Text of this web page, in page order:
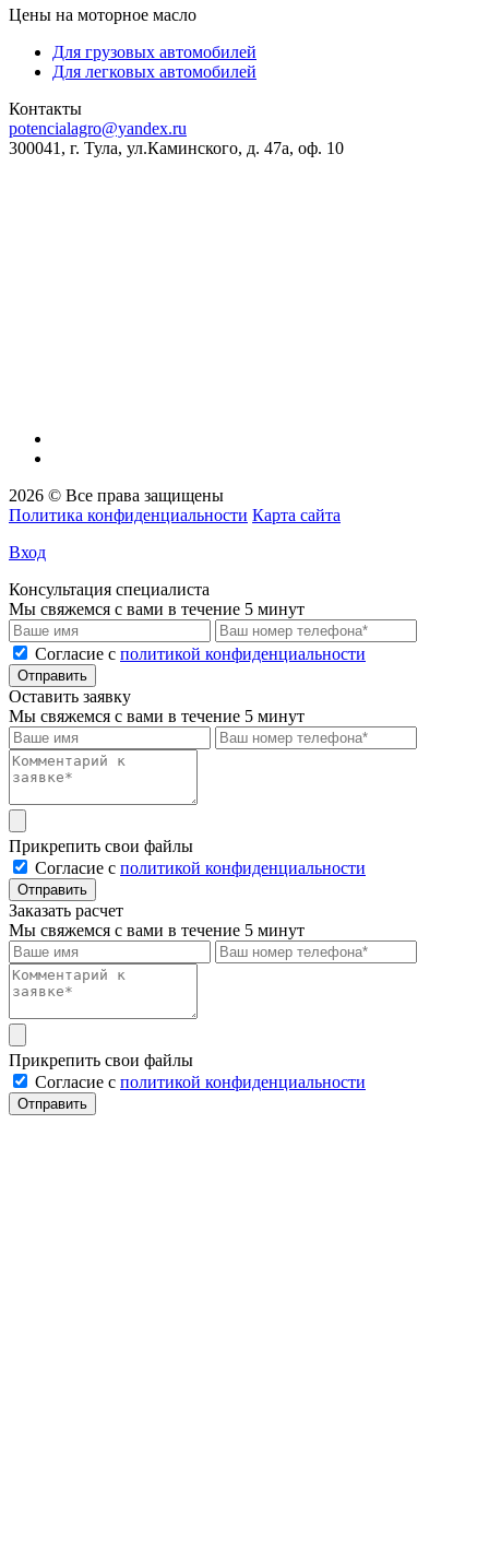
Цены на моторное масло
Для грузовых автомобилей
Для легковых автомобилей
Контакты
potencialagro@yandex.ru
300041, г. Тула, ул.Каминского, д. 47а, оф. 10
2026 © Все права защищены
Политика конфиденциальности Карта сайта
Вход
Консультация специалиста
Мы свяжемся с вами в течение 5 минут
Cогласие с политикой конфиденциальности
Отправить
Оставить заявку
Мы свяжемся с вами в течение 5 минут
Прикрепить свои файлы
Cогласие с политикой конфиденциальности
Отправить
Заказать расчет
Мы свяжемся с вами в течение 5 минут
Прикрепить свои файлы
Cогласие с политикой конфиденциальности
Отправить